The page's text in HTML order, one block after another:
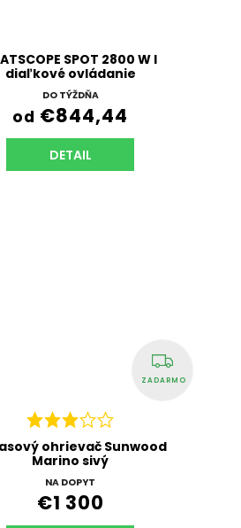
SPOT 2800 W l
diaľkové ovládanie
DO TÝŽDŇA
od €844,44
DETAIL
ZADARMO
ohrievač Sunwood
Marino sivý
NA DOPYT
€1 300